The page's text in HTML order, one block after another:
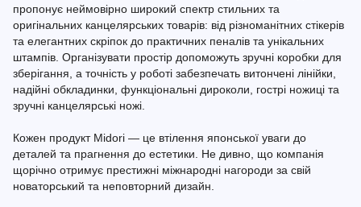
пропонує неймовірно широкий спектр стильних та
оригінальних канцелярських товарів: від різноманітних стікерів
та елегантних скріпок до практичних пеналів та унікальних
штампів. Організувати простір допоможуть зручні коробки для
зберігання, а точність у роботі забезпечать витончені лінійки,
надійні обкладинки, функціональні дироколи, гострі ножиці та
зручні канцелярські ножі.
Кожен продукт Midori — це втілення японської уваги до
деталей та прагнення до естетики. Не дивно, що компанія
щорічно отримує престижні міжнародні нагороди за свій
новаторський та неповторний дизайн.